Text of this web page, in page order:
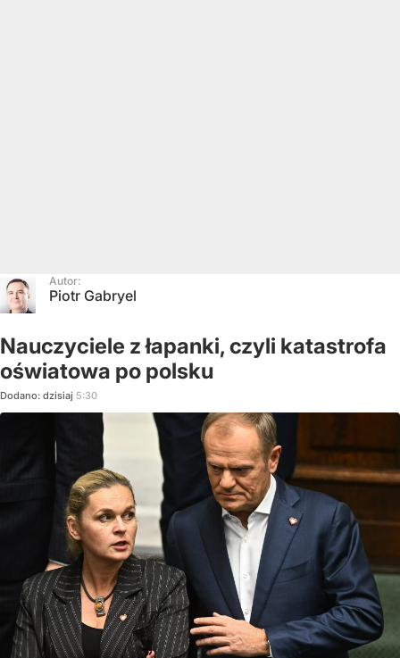
Autor:
Piotr Gabryel
Nauczyciele z łapanki, czyli katastrofa
oświatowa po polsku
Dodano: dzisiaj 5:30